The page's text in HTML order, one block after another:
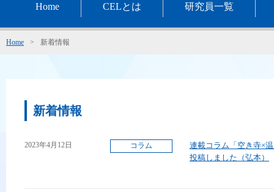
Home CELとは 研究員一覧
Home > 新着情報
新着情報
2023年4月12日 コラム
連載コラム「空き寺×
投稿しました（弘本）